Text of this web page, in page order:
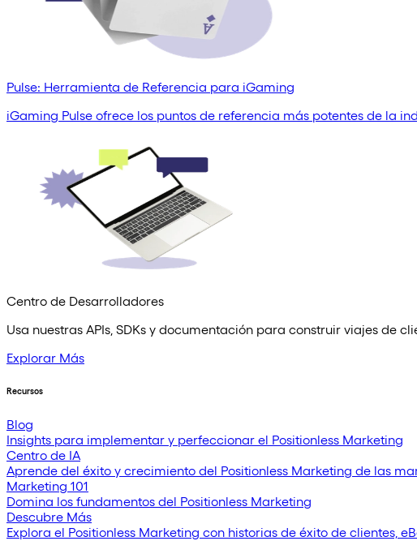
Pulse: Herramienta de Referencia para iGaming
iGaming Pulse ofrece los puntos de referencia más potentes de la
Centro de Desarrolladores
Usa nuestras APIs, SDKs y documentación para construir viajes de
Explorar Más
Recursos
Blog
Insights para implementar y perfeccionar el Positionless Marketing
Centro de IA
Aprende del éxito y crecimiento del Positionless Marketing de las
Marketing 101
Domina los fundamentos del Positionless Marketing
Descubre Más
Explora el Positionless Marketing con historias de éxito de clientes,